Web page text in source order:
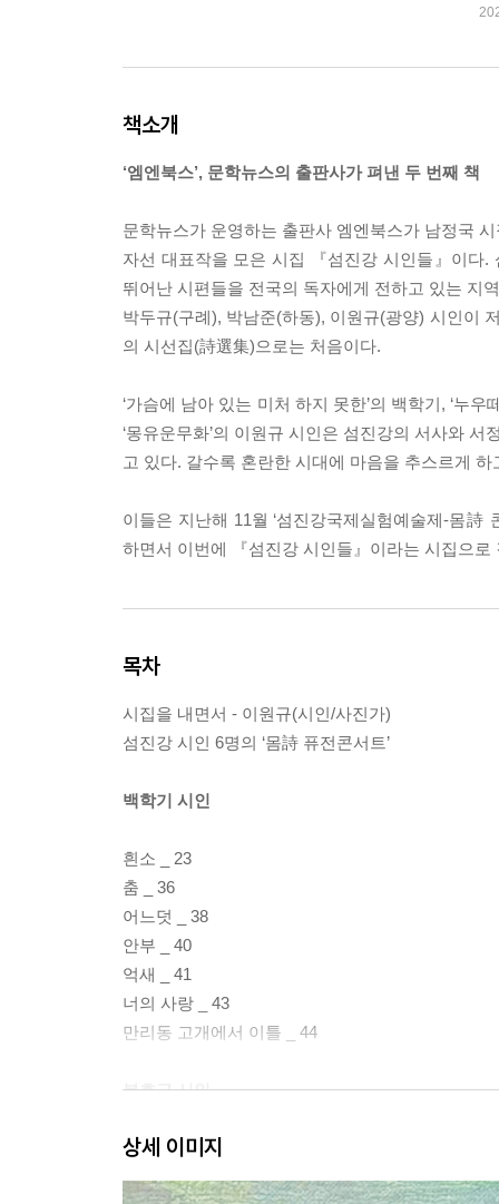
책소개
‘엠엔북스’, 문학뉴스의 출판사가 펴낸 두 번째 책
문학뉴스가 운영하는 출판사 엠엔북스가 남정국
자선 대표작을 모은 시집 『섬진강 시인들』이다
뛰어난 시편들을 전국의 독자에게 전하고 있는 지
박두규(구례), 박남준(하동), 이원규(광양) 시인이
의 시선집(詩選集)으로는 처음이다.
‘가슴에 남아 있는 미처 하지 못한’의 백학기, ‘누우
‘몽유운무화’의 이원규 시인은 섬진강의 서사와
고 있다. 갈수록 혼란한 시대에 마음을 추스르게
이들은 지난해 11월 ‘섬진강국제실험예술제-몸
하면서 이번에 『섬진강 시인들』이라는 시집으로
목차
시집을 내면서 - 이원규(시인/사진가)
섬진강 시인 6명의 ‘몸詩 퓨전콘서트’
백학기 시인
흰소 _ 23
춤 _ 36
어느덧 _ 38
안부 _ 40
억새 _ 41
너의 사랑 _ 43
만리동 고개에서 이틀 _ 44
복효근 시인
누떼가 강을 건너는 법 _ 49
어느 대나무의 고백 _ 51
상세 이미지